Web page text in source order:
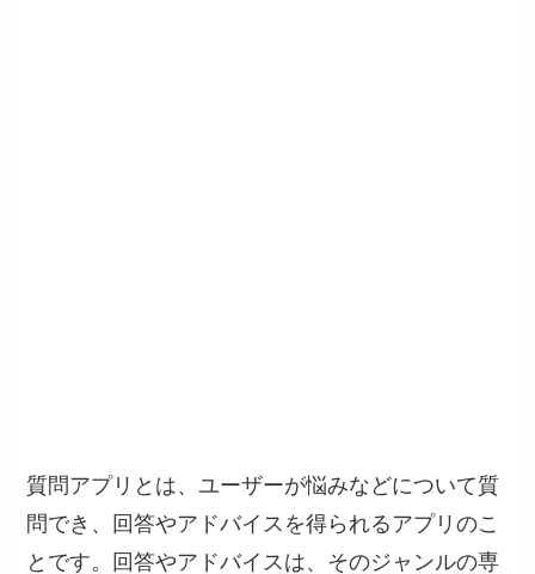
質問アプリとは、ユーザーが悩みなどについて質
問でき、回答やアドバイスを得られるアプリのこ
とです。回答やアドバイスは、そのジャンルの専